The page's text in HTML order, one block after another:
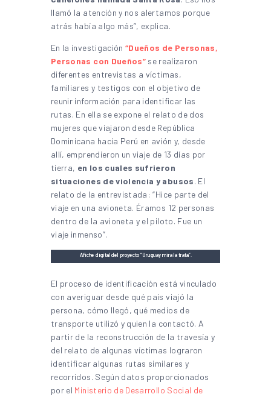
llamó la atención y nos alertamos porque
atrás había algo más”, explica.
En la investigación “Dueños de Personas,
Personas con Dueños” se realizaron
diferentes entrevistas a víctimas,
familiares y testigos con el objetivo de
reunir información para identificar las
rutas. En ella se expone el relato de dos
mujeres que viajaron desde República
Dominicana hacia Perú en avión y, desde
allí, emprendieron un viaje de 13 días por
tierra, en los cuales sufrieron
situaciones de violencia y abusos. El
relato de la entrevistada: “Hice parte del
viaje en una avioneta. Éramos 12 personas
dentro de la avioneta y el piloto. Fue un
viaje inmenso”.
Afiche digital del proyecto “Uruguay mira la trata”.
El proceso de identificación está vinculado
con averiguar desde qué país viajó la
persona, cómo llegó, qué medios de
transporte utilizó y quien la contactó. A
partir de la reconstrucción de la travesía y
del relato de algunas víctimas lograron
identificar algunas rutas similares y
recorridos. Según datos proporcionados
por el Ministerio de Desarrollo Social de